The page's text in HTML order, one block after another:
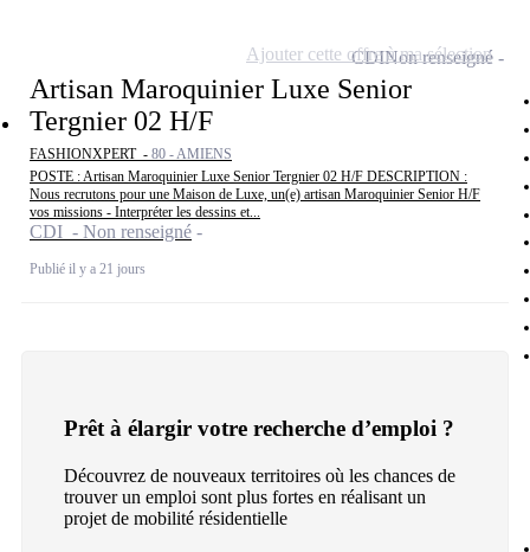
Artisan Maroquinier Luxe Senior
Tergnier 02 H/F
FASHIONXPERT - 80 - AMIENS
POSTE : Artisan Maroquinier Luxe Senior Tergnier 02 H/F DESCRIPTION :
Nous recrutons pour une Maison de Luxe, un(e) artisan Maroquinier Senior H/F
vos missions - Interpréter les dessins et...
CDI - Non renseigné
Publié il y a 21 jours
CDINon renseigné
Ajouter cette offre à ma sélection
Prêt à élargir votre recherche d’emploi ?
Découvrez de nouveaux territoires où les chances de
trouver un emploi sont plus fortes en réalisant un
projet de mobilité résidentielle